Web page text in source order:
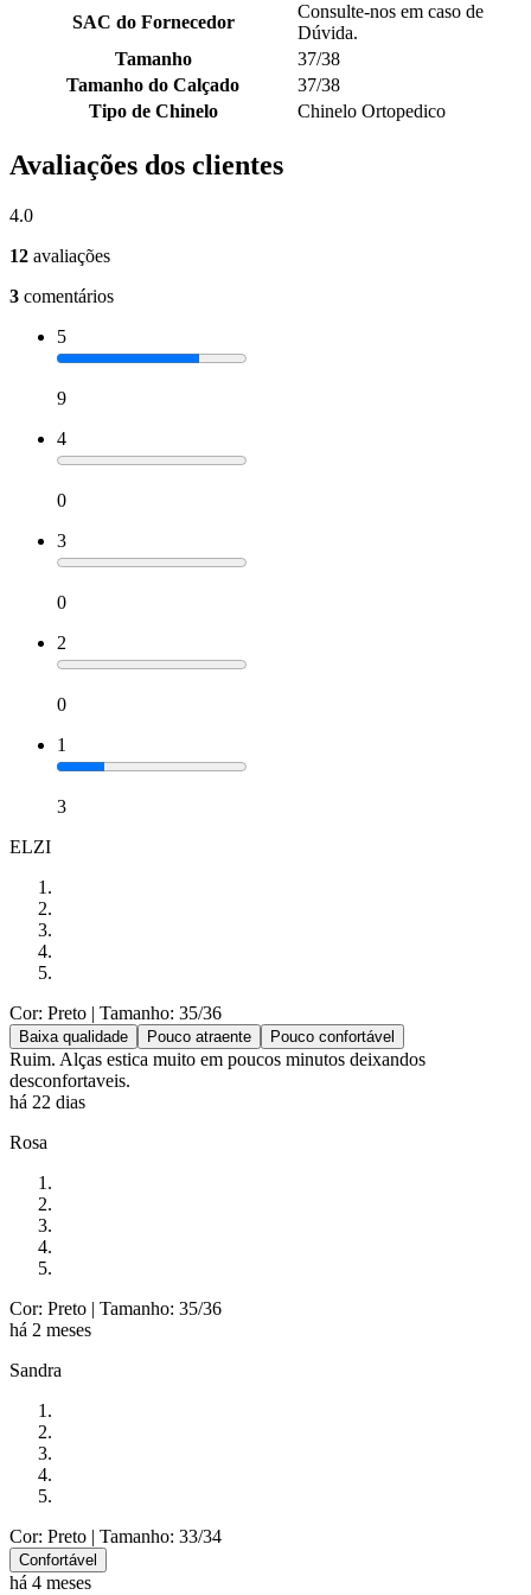
SAC do Fornecedor
Consulte-nos em caso de
Dúvida.
Tamanho
37/38
Tamanho do Calçado
37/38
Tipo de Chinelo
Chinelo Ortopedico
Avaliações dos clientes
4.0
12 avaliações
3 comentários
5
9
4
0
3
0
2
0
1
3
ELZI
Cor: Preto | Tamanho: 35/36
Baixa qualidade Pouco atraente Pouco confortável
Ruim. Alças estica muito em poucos minutos deixandos
desconfortaveis.
há 22 dias
Rosa
Cor: Preto | Tamanho: 35/36
há 2 meses
Sandra
Cor: Preto | Tamanho: 33/34
Confortável
há 4 meses